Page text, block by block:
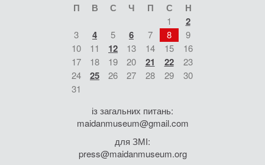
П В С Ч П С Н
1 2
3 4 5 6 7 8
9
10
11 12 13 14 15
16
17
18 19 20 21 22
23
24
25 26 27 28 29
30
31
із загальних питань:
maidanmuseum@gmail.com
для ЗМІ:
press@maidanmuseum.org